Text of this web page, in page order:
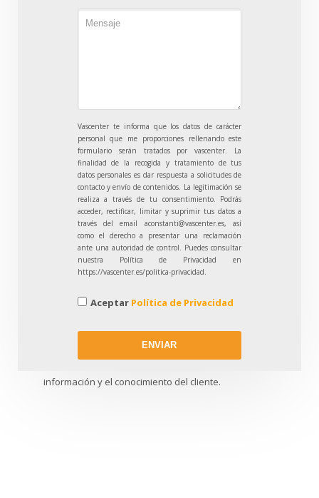
Vascenter te informa que los datos de carácter
personal que me proporciones rellenando este
formulario serán tratados por vascenter. La
finalidad de la recogida y tratamiento de tus
datos personales es dar respuesta a solicitudes de
contacto y envío de contenidos. La legitimación se
realiza a través de tu consentimiento. Podrás
acceder, rectificar, limitar y suprimir tus datos a
través del email aconstanti@vascenter.es, así
como el derecho a presentar una reclamación
ante una autoridad de control. Puedes consultar
nuestra Política de Privacidad en
https://vascenter.es/politica-privacidad.
Aceptar Política de Privacidad
ENVIAR
SOMOS EXPERTOS EN
Lo que hacemos
Nuestra plantilla multidisciplinar de expertos en el
sector del automóvil combina la experiencia en la
ejecución y gestión de procesos
diseño y elaboración de planes de comunicación,
planes de fidelización aprovechando las
información y el conocimiento del cliente.